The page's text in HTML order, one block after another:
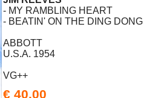
- MY RAMBLING HEART
- BEATIN' ON THE DING DONG
ABBOTT
U.S.A. 1954
VG++
€ 40,00